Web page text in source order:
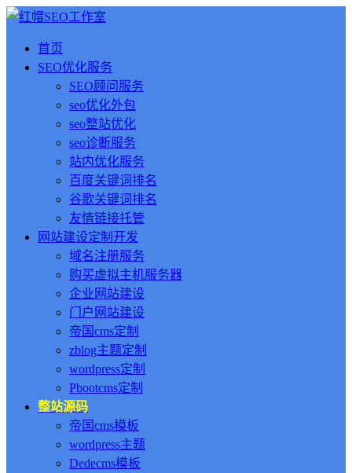
首页
SEO优化服务
SEO顾问服务
seo优化外包
seo整站优化
seo诊断服务
站内优化服务
百度关键词排名
谷歌关键词排名
友情链接托管
网站建设定制开发
域名注册服务
购买虚拟主机服务器
企业网站建设
门户网站建设
帝国cms定制
zblog主题定制
wordpress定制
Pbootcms定制
整站源码
帝国cms模板
wordpress主题
Dedecms模板